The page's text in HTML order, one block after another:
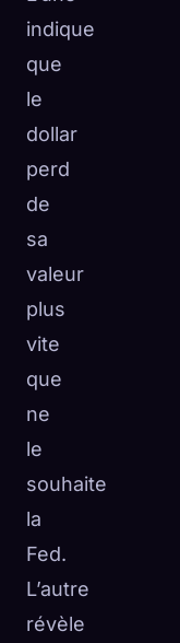
indique
que
le
dollar
perd
de
sa
valeur
plus
vite
que
ne
le
souhaite
la
Fed.
L’autre
révèle